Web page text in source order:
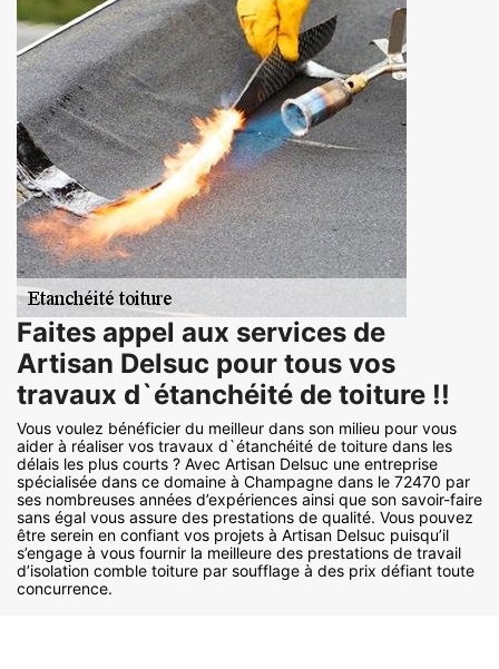
Faites appel aux services de
Artisan Delsuc pour tous vos
travaux d`étanchéité de toiture !!
Vous voulez bénéficier du meilleur dans son milieu pour vous
aider à réaliser vos travaux d`étanchéité de toiture dans les
délais les plus courts ? Avec Artisan Delsuc une entreprise
spécialisée dans ce domaine à Champagne dans le 72470 par
ses nombreuses années d’expériences ainsi que son savoir-faire
sans égal vous assure des prestations de qualité. Vous pouvez
être serein en confiant vos projets à Artisan Delsuc puisqu’il
s’engage à vous fournir la meilleure des prestations de travail
d’isolation comble toiture par soufflage à des prix défiant toute
concurrence.